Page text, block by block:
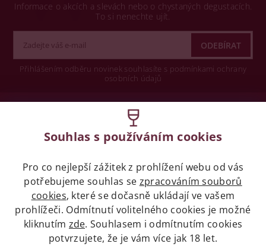
Informace o akcích a slevách nebo o chystaných degustacích.
To si nenechte ujít.
Přihlášením odběru novinek souhlasíte s podmínkami ochrany
osobních údajů
Legislativa
Zákaz prodeje alkoholických nápojů osobám
mladších 18 let.
Naše služby
Souhlas s používáním cookies
Pro co nejlepší zážitek z prohlížení webu od vás
potřebujeme souhlas se zpracováním souborů
cookies, které se dočasně ukládají ve vašem
prohlížeči. Odmítnutí volitelného cookies je možné
kliknutím zde. Souhlasem i odmítnutím cookies
potvrzujete, že je vám více jak 18 let.